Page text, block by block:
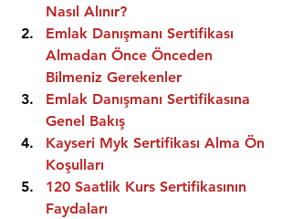
Nasıl Alınır?
Emlak Danışmanı Sertifikası
Almadan Önce Önceden
Bilmeniz Gerekenler
Emlak Danışmanı Sertifikasına
Genel Bakış
Kayseri Myk Sertifikası Alma Ön
Koşulları
120 Saatlik Kurs Sertifikasının
Faydaları